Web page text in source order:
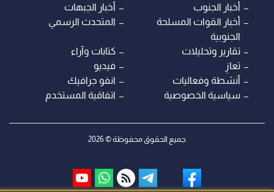
أخبار الجنوب
أخبار الجبهات
أخبار القوات المسلحة
الجنوبية
المتحدث الرسمي
تقارير وتحليلات
كتابات وآراء
تعازِ
فيديو
أنشطة وفعاليات
انفو جرافيك
سياسية الخصوصية
اتفاقية المستخدم
جميع الحقوق محفوظة © 2026